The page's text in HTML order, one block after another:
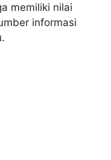
memiliki nilai
informasi